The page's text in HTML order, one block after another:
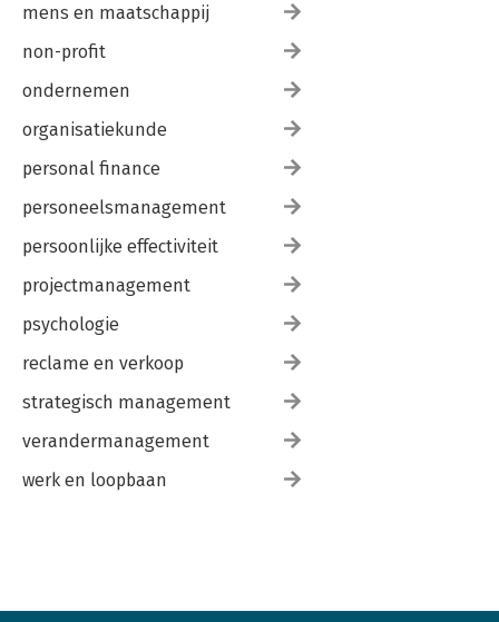
mens en maatschappij
non-profit
ondernemen
organisatiekunde
personal finance
personeelsmanagement
persoonlijke effectiviteit
projectmanagement
psychologie
reclame en verkoop
strategisch management
verandermanagement
werk en loopbaan